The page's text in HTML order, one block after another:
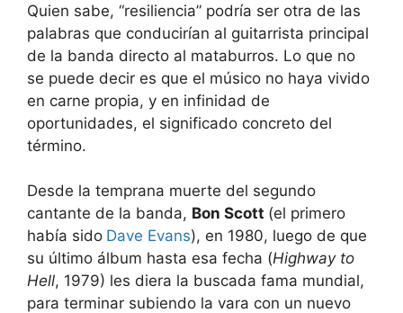
Quien sabe, “resiliencia” podría ser otra de las
palabras que conducirían al guitarrista principal
de la banda directo al mataburros. Lo que no
se puede decir es que el músico no haya vivido
en carne propia, y en infinidad de
oportunidades, el significado concreto del
término.
Desde la temprana muerte del segundo
cantante de la banda, Bon Scott (el primero
había sido Dave Evans), en 1980, luego de que
su último álbum hasta esa fecha (Highway to
Hell, 1979) les diera la buscada fama mundial,
para terminar subiendo la vara con un nuevo